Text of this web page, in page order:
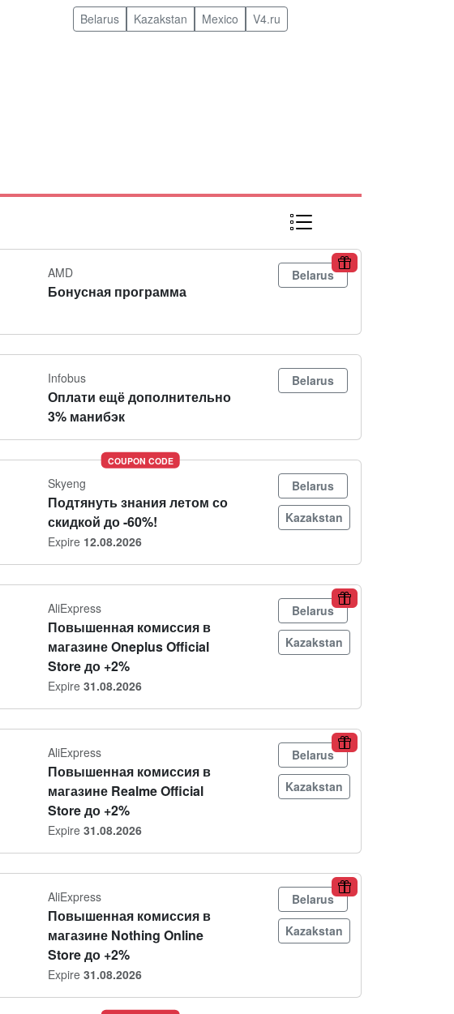
Belarus Kazakstan Mexico V4.ru
AMD
Бонусная программа
Belarus
Infobus
Оплати ещё дополнительно
3% манибэк
Belarus
COUPON CODE
Skyeng
Подтянуть знания летом со
скидкой до -60%!
Expire 12.08.2026
Belarus
Kazakstan
AliExpress
Повышенная комиссия в
магазине Oneplus Official
Store до +2%
Expire 31.08.2026
Belarus
Kazakstan
AliExpress
Повышенная комиссия в
магазине Realme Official
Store до +2%
Expire 31.08.2026
Belarus
Kazakstan
AliExpress
Повышенная комиссия в
магазине Nothing Online
Store до +2%
Expire 31.08.2026
Belarus
Kazakstan